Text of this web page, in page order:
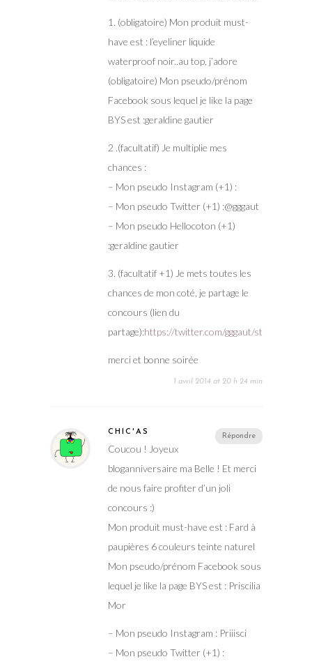
1. (obligatoire) Mon produit must-
have est : l’eyeliner liquide
waterproof noir..au top, j’adore
(obligatoire) Mon pseudo/prénom
Facebook sous lequel je like la page
BYS est :geraldine gautier
2 .(facultatif) Je multiplie mes
chances :
– Mon pseudo Instagram (+1) :
– Mon pseudo Twitter (+1) :@gggaut
– Mon pseudo Hellocoton (+1)
:geraldine gautier
3. (facultatif +1) Je mets toutes les
chances de mon coté, je partage le
concours (lien du
partage):https://twitter.com/gggaut/status/
merci et bonne soirée
1 avril 2014 at 20 h 24 min
Répondre
CHIC'AS
Coucou ! Joyeux
bloganniversaire ma Belle ! Et merci
de nous faire profiter d’un joli
concours :)
Mon produit must-have est : Fard à
paupières 6 couleurs teinte naturel
Mon pseudo/prénom Facebook sous
lequel je like la page BYS est : Priscilia
Mor
– Mon pseudo Instagram : Priiisci
– Mon pseudo Twitter (+1) :